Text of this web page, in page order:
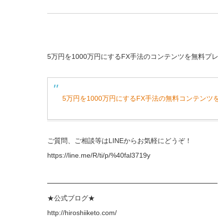
5万円を1000万円にするFX手法のコンテンツを無料プレ
5万円を1000万円にするFX手法の無料コンテンツ
ご質問、ご相談等はLINEからお気軽にどうぞ！
https://line.me/R/ti/p/%40fal3719y
━━━━━━━━━━━━━━━━━━━━━━━━━
★公式ブログ★
http://hiroshiiketo.com/